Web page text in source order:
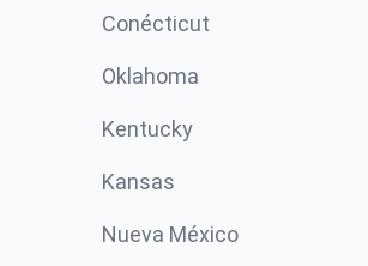
Conécticut
Oklahoma
Kentucky
Kansas
Nueva México